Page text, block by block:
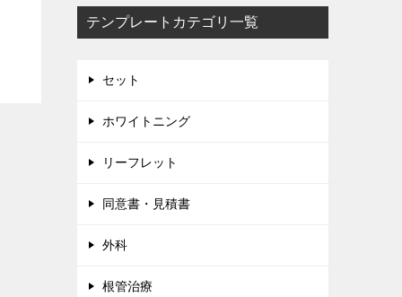
テンプレートカテゴリ一覧
セット
ホワイトニング
リーフレット
同意書・見積書
外科
根管治療